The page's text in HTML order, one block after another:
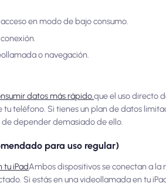
en modo de bajo consumo.
o navegación.
datos más rápido.que el uso directo
teléfono. Si tienes un plan de datos
de depender demasiado de ello.
para uso regular)
tu iPadAmbos dispositivos se conectan a la
Si estás en una videollamada en tu